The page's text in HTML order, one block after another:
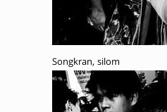
Songkran, silom